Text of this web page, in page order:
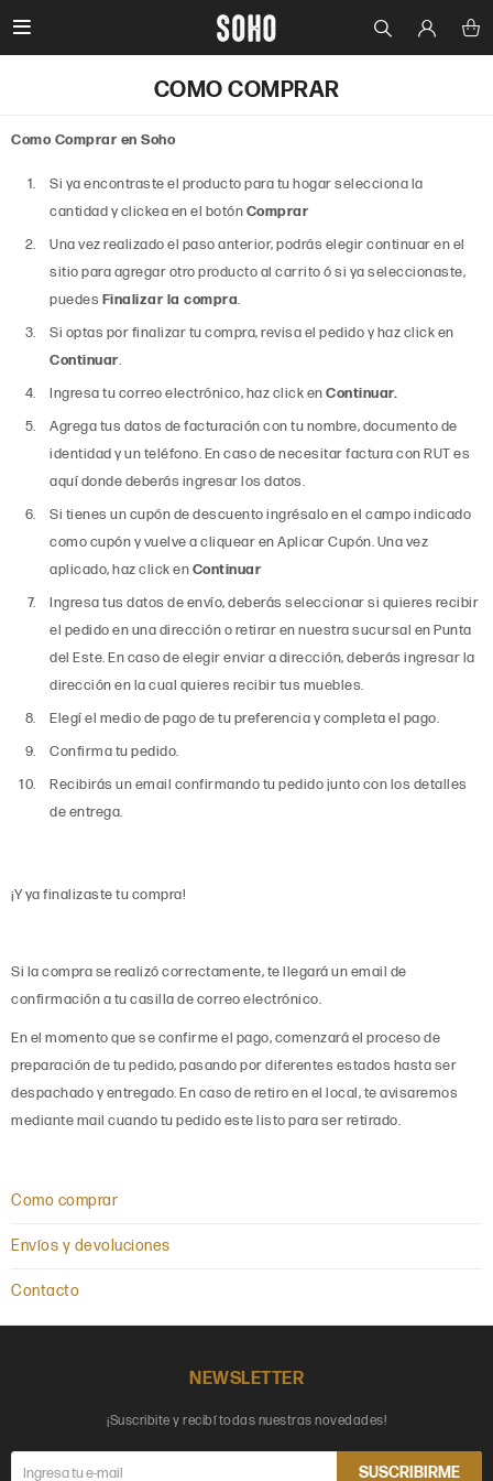

COMO COMPRAR
Como Comprar en Soho
Si ya encontraste el producto para tu hogar selecciona la
cantidad y clickea en el botónComprar
Una vez realizado el paso anterior, podrás elegir continuar en el
sitio para agregar otro producto al carrito ó si ya seleccionaste,
puedes Finalizar la compra.
Si optas por finalizar tu compra, revisa el pedido y haz click en
Continuar.
Ingresa tu correo electrónico, haz click enContinuar.
Agrega tus datos de facturación con tu nombre, documento de
identidad y un teléfono. En caso de necesitar factura con RUT es
aquí donde deberás ingresar los datos.
Si tienes un cupón de descuento ingrésalo en el campo indicado
como cupón y vuelve a cliquear en Aplicar Cupón. Una vez
aplicado, haz click enContinuar
Ingresa tus datos de envío, deberás seleccionar si quieres recibir
el pedido en una dirección o retirar en nuestra sucursal en Punta
del Este. En caso de elegir enviar a dirección, deberás ingresar la
dirección en la cual quieres recibir tus muebles.
Elegí el medio de pago de tu preferencia y completa el pago.
Confirma tu pedido.
Recibirás un email confirmando tu pedido junto con los detalles
de entrega.
¡Y ya finalizaste tu compra!
Si la compra se realizó correctamente, te llegará un email de
confirmación a tu casilla de correo electrónico.
En el momento que se confirme el pago, comenzará el proceso de
preparación de tu pedido, pasando por diferentes estados hasta ser
despachado y entregado. En caso de retiro en el local, te avisaremos
mediante mail cuando tu pedido este listo para ser retirado.
Como comprar
Envíos y devoluciones
Contacto
NEWSLETTER
¡Suscribite y recibí todas nuestras novedades!
SUSCRIBIRME